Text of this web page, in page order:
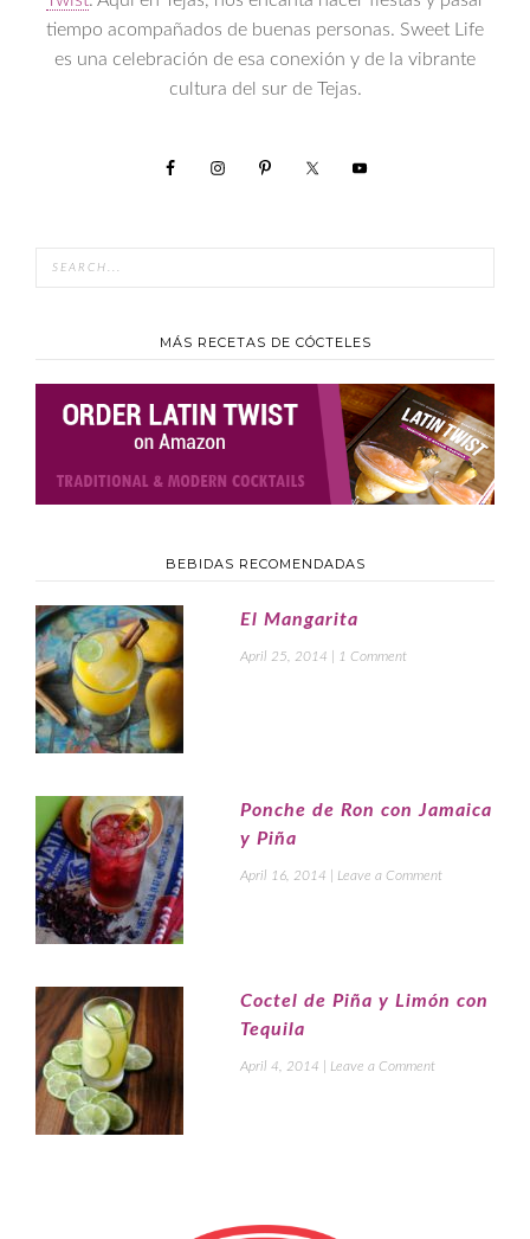
tiempo acompañados de buenas personas. Sweet Life
es una celebración de esa conexión y de la vibrante
cultura del sur de Tejas.
MÁS RECETAS DE CÓCTELES
BEBIDAS RECOMENDADAS
El Mangarita
April 25, 2014 1 Comment
Ponche de Ron con Jamaica
y Piña
April 16, 2014 Leave a Comment
Coctel de Piña y Limón con
Tequila
April 4, 2014 Leave a Comment